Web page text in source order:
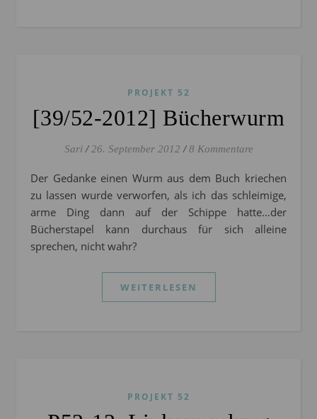
PROJEKT 52
[39/52-2012] Bücherwurm
Sari / 26. September 2012 / 8 Kommentare
Der Gedanke einen Wurm aus dem Buch kriechen
zu lassen wurde verworfen, als ich das schleimige,
arme Ding dann auf der Schippe hatte…der
Bücherstapel kann durchaus für sich alleine
sprechen, nicht wahr?
WEITERLESEN
PROJEKT 52